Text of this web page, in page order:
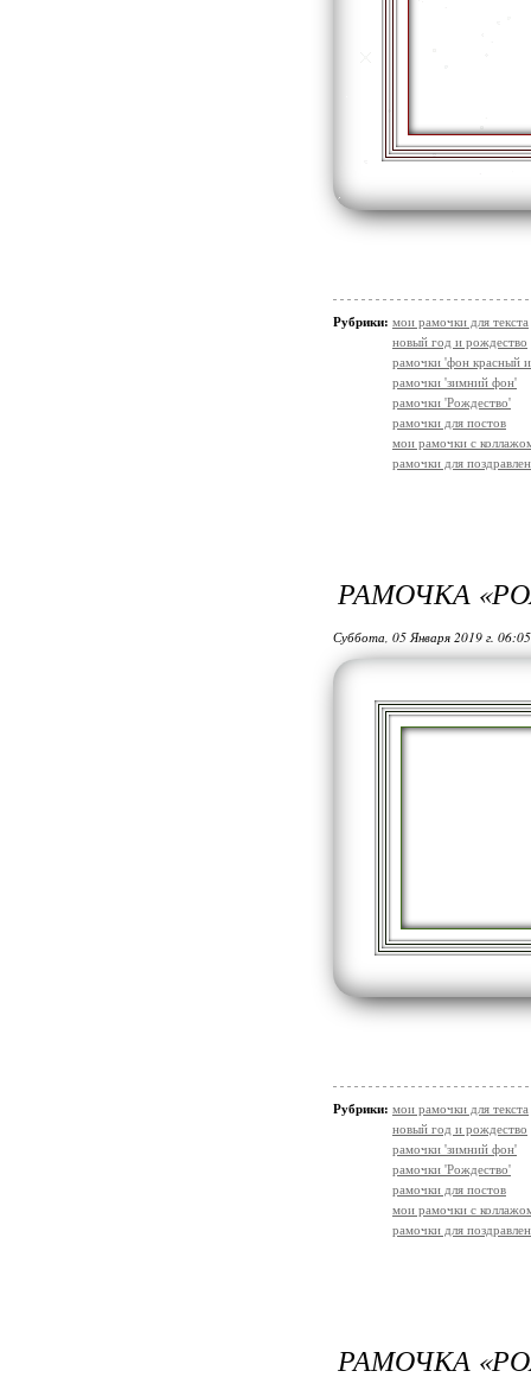
Рубрики: мои рамочки для текста
новый год и рождество
рамочки 'фон красный
рамочки 'зимний фон'
рамочки 'Рождество'
рамочки для постов
мои рамочки с
рамочки для
РАМОЧКА
Суббота, 05 Января 2019 г.
Рубрики: мои рамочки для текста
новый год и рождество
рамочки 'зимний фон'
рамочки 'Рождество'
рамочки для постов
мои рамочки с
рамочки для
РАМОЧКА